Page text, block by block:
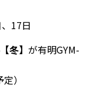
17日
冬】 が有明GYM-
）